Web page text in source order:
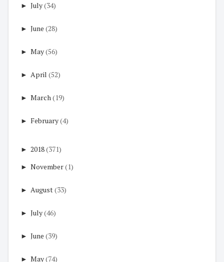
► July(34)
► June (28)
► May(56)
► April (52)
► March(19)
► February(4)
► 2018(371)
► November(1)
► August(33)
► July(46)
► June (39)
► May(74)